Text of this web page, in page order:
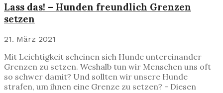
Lass das! – Hunden freundlich Grenzen
setzen
21. März 2021
Mit Leichtigkeit scheinen sich Hunde untereinander
Grenzen zu setzen. Weshalb tun wir Menschen uns oft
so schwer damit? Und sollten wir unsere Hunde
strafen, um ihnen eine Grenze zu setzen? - Diesen